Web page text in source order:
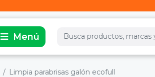
Limpia parabrisas galón ecofull